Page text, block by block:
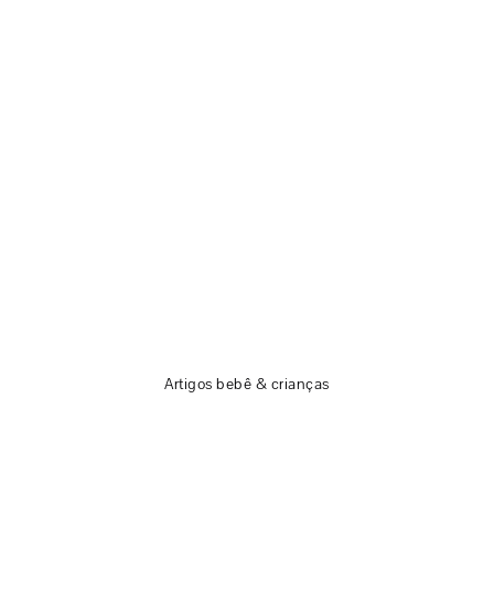
Artigos bebê & crianças